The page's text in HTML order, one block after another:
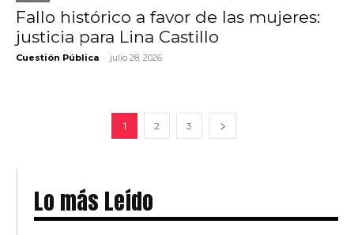
Fallo histórico a favor de las mujeres:
justicia para Lina Castillo
Cuestión Pública - julio 28, 2026
1 2 3
Lo más Leído